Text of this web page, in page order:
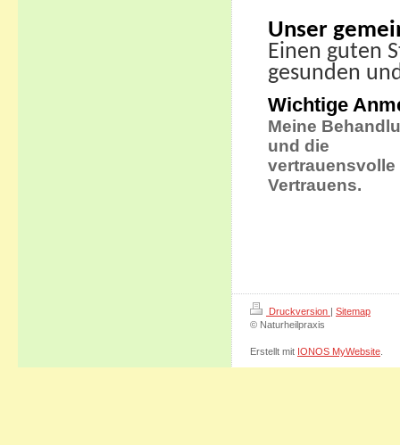
Unser
Einen guten
gesunden
Wichtige
Meine
und die
vertrauensvolle
Vertrauens.
Druckversion | Sitemap
© Naturheilpraxis
Erstellt mit IONOS MyWebsite